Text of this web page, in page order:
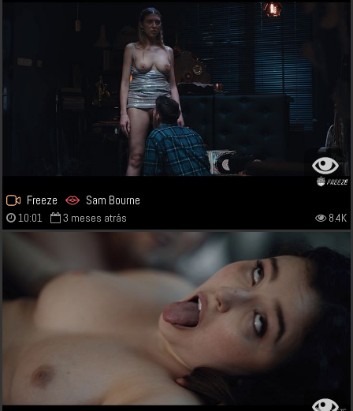
Freeze Sam Bourne
10:01 3 meses atrás 8.4K